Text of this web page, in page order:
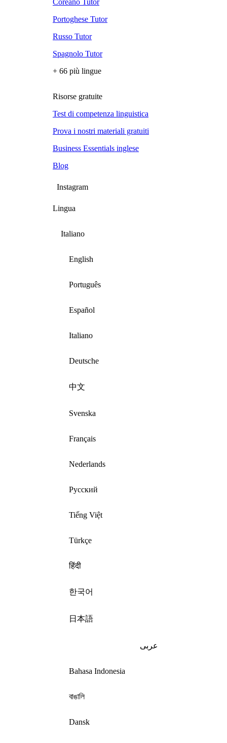
Coreano Tutor
Portoghese Tutor
Russo Tutor
Spagnolo Tutor
+ 66 più lingue
Risorse gratuite
Test di competenza linguistica
Prova i nostri materiali gratuiti
Business Essentials inglese
Blog
Instagram
Lingua
Italiano
English
Português
Español
Italiano
Deutsche
中文
Svenska
Français
Nederlands
Русский
Tiếng Việt
Türkçe
हिंदी
한국어
日本語
عربى
Bahasa Indonesia
বাঙালি
Dansk